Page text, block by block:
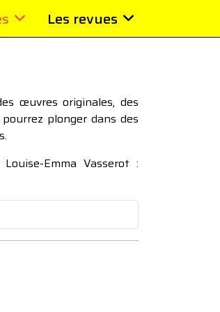
Les revues
œuvres originales, des
plonger dans des
Emma Vasserot :